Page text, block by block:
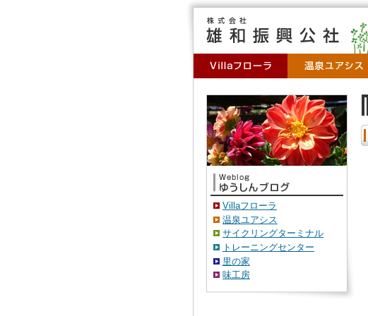
Villaフローラ
温泉ユアシス
サイクリングターミナル
トレーニングセンター
里の家
味工房